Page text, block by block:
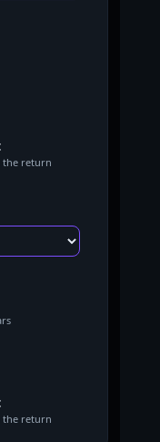
the return
the return